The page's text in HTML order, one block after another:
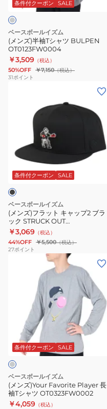
ツ
BULPEN
OT0123FW0004
条件付クーポン SALE
ベースボールイズム
(メンズ)半袖Tシャツ BULPEN
OT0123FW0004
￥3,509 （税込）
50%OFF ￥7,150（税込）
31ポイント
ッ
ク
ッ
キ
ャ
ッ
プ
2
ブ
ラ
STRUCK
OT1325SS0002
条件付クーポン SALE
ベースボールイズム
(メンズ)フラット キャップ2 ブラ
ック STRUCK OUT
OT1325SS0002
￥3,069 （税込）
44%OFF ￥5,500（税込）
27ポイント
ブ
ラ
ッ
Favorite
Player
シ
ャ
ツ
OT0323FW0002
条件付クーポン SALE
ベースボールイズム
(メンズ)Your Favorite Player 長
袖Tシャツ OT0323FW0002
￥4,059 （税込）
グ
リ
ー
ン